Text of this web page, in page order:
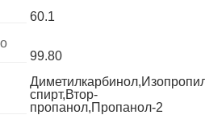
60.1
99.80
спирт,Втор-
пропанол,Пропанол-2